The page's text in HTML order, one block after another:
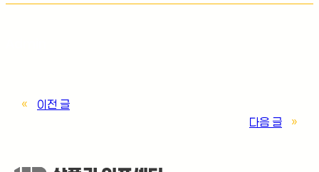
«
이전 글
다음 글
»